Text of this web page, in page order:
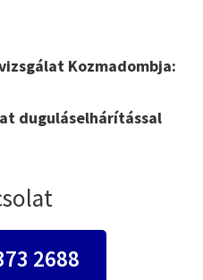
Kozmadombja:
duguláselhárítással
2688